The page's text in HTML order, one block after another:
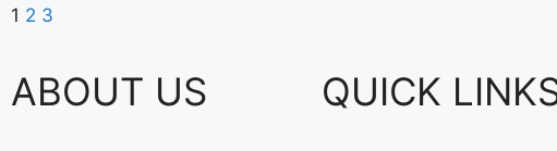
1 2 3
ABOUT US QUICK